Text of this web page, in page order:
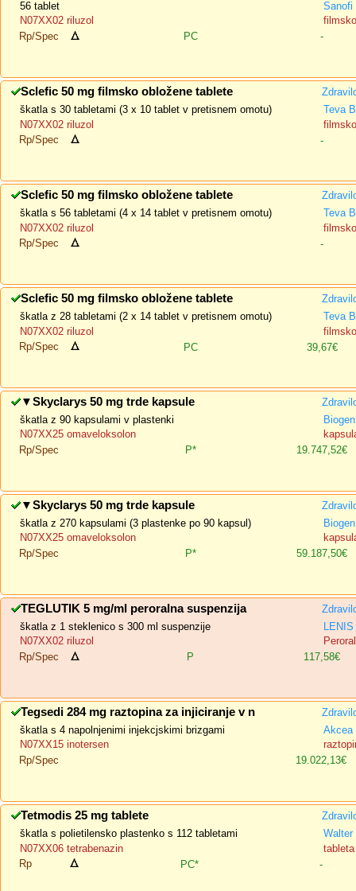
56 tablet
Sanofi
N07XX02 riluzol
Rp/Spec
PC -
Sclefic 50 mg filmsko obložene tablete
škatla s 30 tabletami (3 x 10 tablet v pretisnem omotu)
Teva
N07XX02 riluzol
Rp/Spec
-
Sclefic 50 mg filmsko obložene tablete
škatla s 56 tabletami (4 x 14 tablet v pretisnem omotu)
Teva
N07XX02 riluzol
Rp/Spec
-
Sclefic 50 mg filmsko obložene tablete
škatla z 28 tabletami (2 x 14 tablet v pretisnem omotu)
Teva
N07XX02 riluzol
Rp/Spec
PC 39,67€
▼Skyclarys 50 mg trde kapsule
škatla z 90 kapsulami v plastenki
N07XX25 omaveloksolon
Rp/Spec
P* 19.747,52€
▼Skyclarys 50 mg trde kapsule
škatla z 270 kapsulami (3 plastenke po 90 kapsul)
N07XX25 omaveloksolon
Rp/Spec
P* 59.187,50€
TEGLUTIK 5 mg/ml peroralna suspenzija
škatla z 1 steklenico s 300 ml suspenzije
N07XX02 riluzol
Rp/Spec
P 117,58€
Tegsedi 284 mg raztopina za injiciranje v n
škatla s 4 napolnjenimi injekcjskimi brizgami
Akcea
N07XX15 inotersen
Rp/Spec
19.022,13€
Tetmodis 25 mg tablete
škatla s polietilensko plastenko s 112 tabletami
Walter
N07XX06 tetrabenazin
tableta
Rp
PC* -